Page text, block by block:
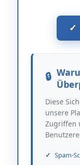
✓
Diese
unsere
Zugriffen
Spam-